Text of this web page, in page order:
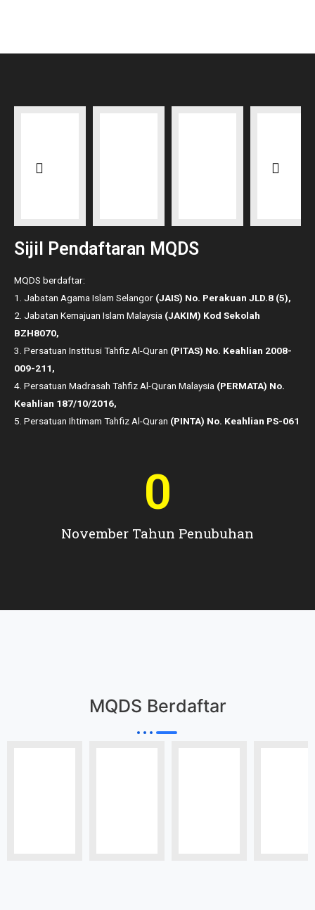
Sijil Pendaftaran MQDS
MQDS berdaftar:
1. Jabatan Agama Islam Selangor (JAIS) No. Perakuan JLD.8 (5),
2. Jabatan Kemajuan Islam Malaysia (JAKIM) Kod Sekolah
BZH8070,
3. Persatuan Institusi Tahfiz Al-Quran (PITAS) No. Keahlian 2008-
009-211,
4. Persatuan Madrasah Tahfiz Al-Quran Malaysia (PERMATA) No.
Keahlian 187/10/2016,
5. Persatuan Ihtimam Tahfiz Al-Quran (PINTA) No. Keahlian PS-061
November Tahun Penubuhan
0
MQDS Berdaftar